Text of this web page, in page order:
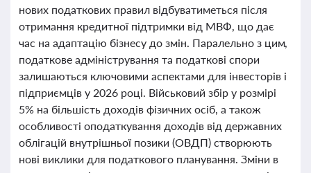
нових податкових правил відбуватиметься після
отримання кредитної підтримки від МВФ, що дає
час на адаптацію бізнесу до змін. Паралельно з цим,
податкове адміністрування та податкові спори
залишаються ключовими аспектами для інвесторів і
підприємців у 2026 році. Військовий збір у розмірі
5% на більшість доходів фізичних осіб, а також
особливості оподаткування доходів від державних
облігацій внутрішньої позики (ОВДП) створюють
нові виклики для податкового планування. Зміни в